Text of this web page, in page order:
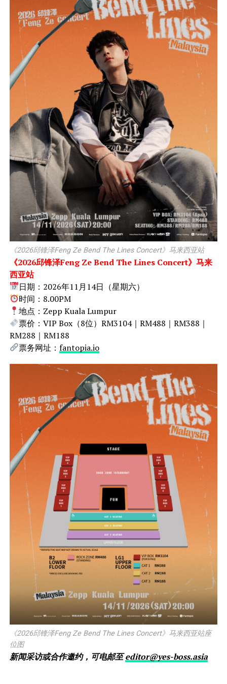
《2026邱锋泽Feng Ze Bend The Lines Concert》马来西亚站
《2026邱锋泽Feng Ze Bend The Lines Concert》马来
西亚站
日期：2026年11月14日（星期六）
时间：8.00PM
地点：Zepp Kuala Lumpur
票价：VIP Box（8位）RM3104｜RM488｜RM388｜
RM288｜RM188
票务网址： fantopia.io
《2026邱锋泽Feng Ze Bend The Lines Concert》马来西亚站座
位图
新闻采访或合作邀约，可电邮至editor@yes-boss.asia